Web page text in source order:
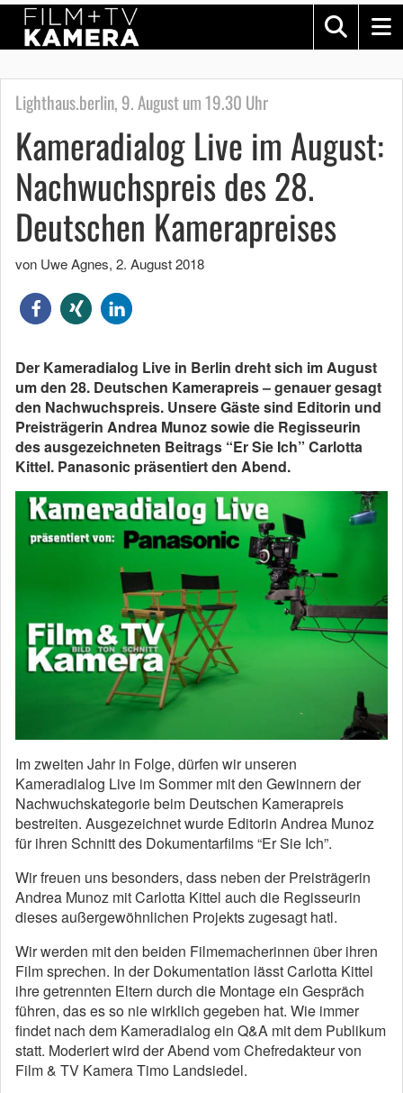
Lighthaus.berlin, 9. August um 19.30 Uhr
Kameradialog Live im August:
Nachwuchspreis des 28.
Deutschen Kamerapreises
von Uwe Agnes, 2. August 2018
Der Kameradialog Live in Berlin dreht sich im August
um den 28. Deutschen Kamerapreis – genauer gesagt
den Nachwuchspreis. Unsere Gäste sind Editorin und
Preisträgerin Andrea Munoz sowie die Regisseurin
des ausgezeichneten Beitrags “Er Sie Ich” Carlotta
Kittel. Panasonic präsentiert den Abend.
Im zweiten Jahr in Folge, dürfen wir unseren
Kameradialog Live im Sommer mit den Gewinnern der
Nachwuchskategorie beim Deutschen Kamerapreis
bestreiten. Ausgezeichnet wurde Editorin Andrea Munoz
für ihren Schnitt des Dokumentarfilms “Er Sie Ich”.
Wir freuen uns besonders, dass neben der Preisträgerin
Andrea Munoz mit Carlotta Kittel auch die Regisseurin
dieses außergewöhnlichen Projekts zugesagt hatl.
Wir werden mit den beiden Filmemacherinnen über ihren
Film sprechen. In der Dokumentation lässt Carlotta Kittel
ihre getrennten Eltern durch die Montage ein Gespräch
führen, das es so nie wirklich gegeben hat. Wie immer
findet nach dem Kameradialog ein Q&A mit dem Publikum
statt. Moderiert wird der Abend vom Chefredakteur von
Film & TV Kamera Timo Landsiedel.